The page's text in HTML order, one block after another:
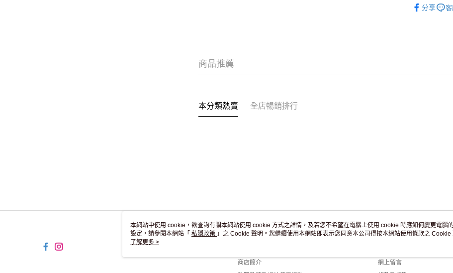
分享
商品推薦
本分類熱賣 全店暢銷排行
關於我們
商店簡介
客戶服務
網上留言
本網站中使用 cookie，欲查詢有關本網站使用 cookie 方式之詳情，及若您不希望在電腦上使用 cookie 時應如何變更電腦
設定，請參閱本網站「 私隱政策 」之 Cookie 聲明。您繼續使用本網站即表示您同意本公司得按本網站使用條款之 Cookie
用 cookie。
了解更多 >